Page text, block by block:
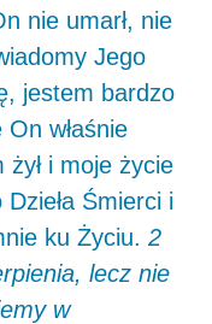
nie umarł, nie
Jego
jestem bardzo
właśnie
żył i moje życie
Śmierci i
ku Życiu. 2
lecz nie
w